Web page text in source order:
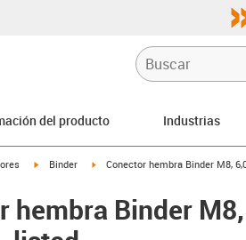
del producto Industrias
rightigus-icon-arrow-right
Binder igus-icon-arrow-right
Conector hembra Binder M8,
hembra Binder